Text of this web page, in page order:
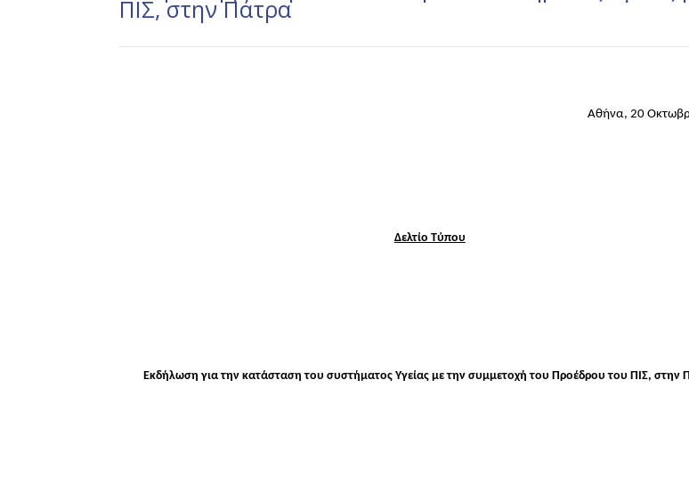
ΠΙΣ, στην Πάτρα
Αθήνα, 20
Δελτίο Τύπου
Εκδήλωση για την κατάσταση του συστήματος Υγείας με την συμμετοχή του Προέδρου του ΠΙΣ, στην